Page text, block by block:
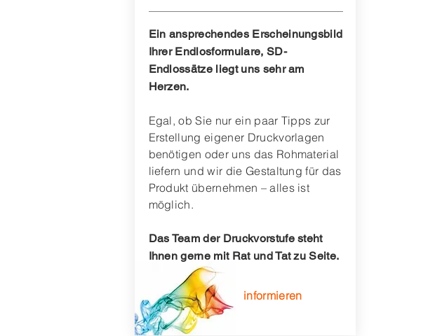
informieren
Ein ansprechendes Erscheinungsbild
Ihrer Endlosformulare, SD-
Endlossätze liegt uns sehr am
Herzen.
Egal, ob Sie nur ein paar Tipps zur
Erstellung eigener Druckvorlagen
benötigen oder uns das Rohmaterial
liefern und wir die Gestaltung für das
Produkt übernehmen – alles ist
möglich.
Das Team der Druckvorstufe steht
Ihnen gerne mit Rat und Tat zu Seite.